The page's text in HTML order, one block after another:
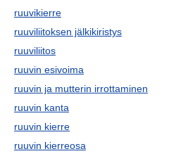
ruuvikierre
ruuviliitoksen jälkikiristys
ruuviliitos
ruuvin esivoima
ruuvin ja mutterin irrottaminen
ruuvin kanta
ruuvin kierre
ruuvin kierreosa